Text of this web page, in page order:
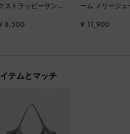
ストラッピーサンダ
8,500
ーム メリージェ
ス -チョーク
¥ 11,900
テムとマッチ